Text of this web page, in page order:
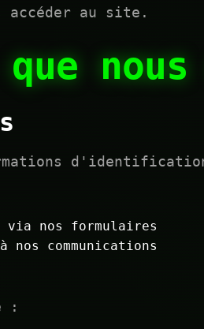
au site.
via nos formulaires
nos communications
: